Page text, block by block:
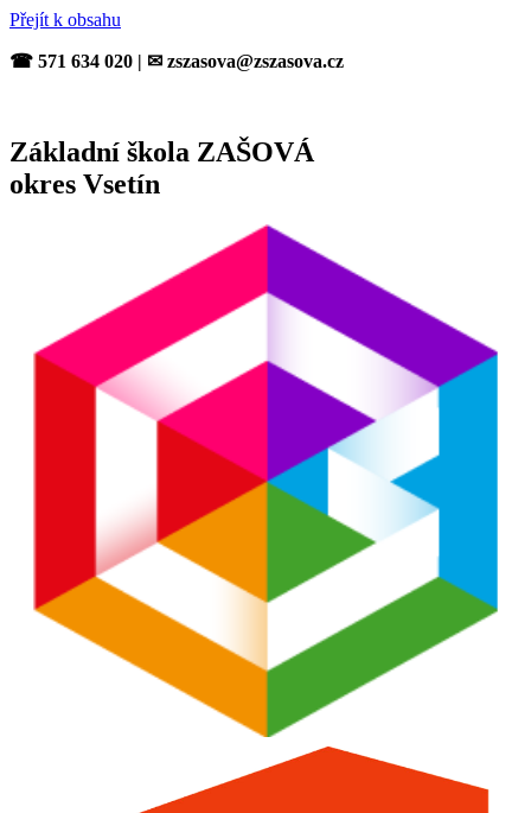
Přejít k obsahu
☎ 571 634 020 | ✉ zszasova@zszasova.cz
Základní škola ZAŠOVÁ
okres Vsetín